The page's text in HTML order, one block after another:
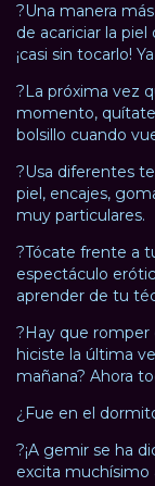
?Una manera
de acariciar la
¡casi sin tocarlo!
?La próxima vez
momento,
bolsillo cuando
?Usa diferentes
piel, encajes,
muy particulares.
?Tócate frente a
espectáculo
aprender de tu
?Hay que romper
hiciste la última
mañana? Ahora
¿Fue en el
?¡A gemir se ha
excita muchísimo